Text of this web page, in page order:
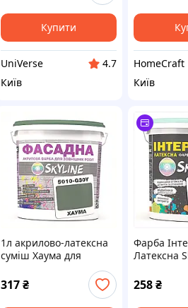
Купити
UniVerse
4.7
Київ
HomeCraft
Київ
1л акрилово-латексна
суміш Хаума для
зовнішньої обробки
8E20T649X5
317 ₴
Фарба
Латексна
8E2060E63
258₴